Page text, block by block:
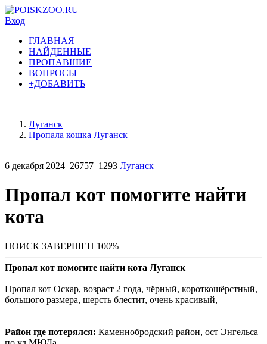
Вход
ГЛАВНАЯ
НАЙДЕННЫЕ
ПРОПАВШИЕ
ВОПРОСЫ
+ДОБАВИТЬ
Луганск
Пропала кошка Луганск
6 декабря 2024 26757 1293 Луганск
Пропал кот помогите найти
кота
ПОИСК ЗАВЕРШЕН 100%
Пропал кот помогите найти кота Луганск
Пропал кот Оскар, возраст 2 года, чёрный, короткошёрстный,
большого размера, шерсть блестит, очень красивый,
Район где потерялся: Каменнобродский район, ост Энгельса